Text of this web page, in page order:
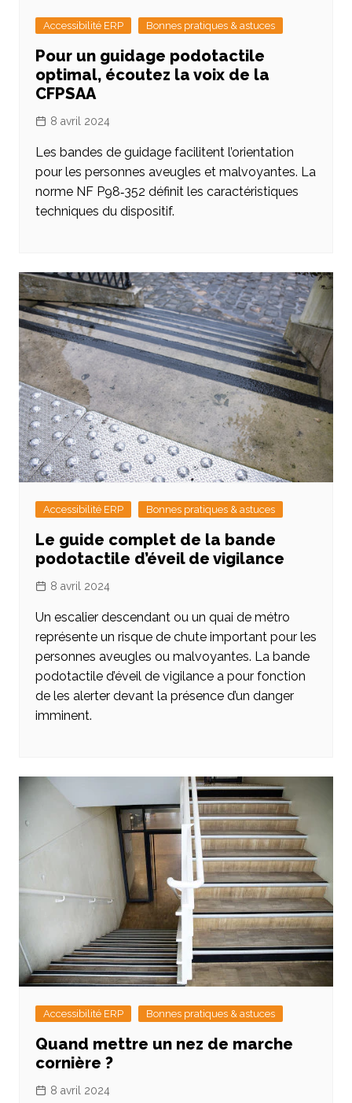
Accessibilité ERP Bonnes pratiques & astuces
Pour un guidage podotactile
optimal, écoutez la voix de la
CFPSAA
8 avril 2024
Les bandes de guidage facilitent l’orientation
pour les personnes aveugles et malvoyantes. La
norme NF P98‑352 définit les caractéristiques
techniques du dispositif.
Accessibilité ERP Bonnes pratiques & astuces
Le guide complet de la bande
podotactile d’éveil de vigilance
8 avril 2024
Un escalier descendant ou un quai de métro
représente un risque de chute important pour les
personnes aveugles ou malvoyantes. La bande
podotactile d’éveil de vigilance a pour fonction
de les alerter devant la présence d’un danger
imminent.
Accessibilité ERP Bonnes pratiques & astuces
Quand mettre un nez de marche
cornière ?
8 avril 2024